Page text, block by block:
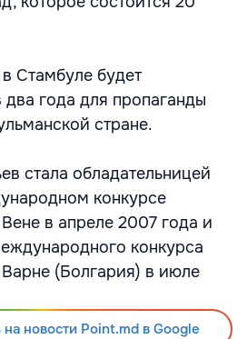
Стамбуле будет
два года для пропаганды
стране.
стала обладательницей
конкурсе
в апреле 2007 года и
конкурса
Варне (Болгария) в июле
новости Point.md в Google